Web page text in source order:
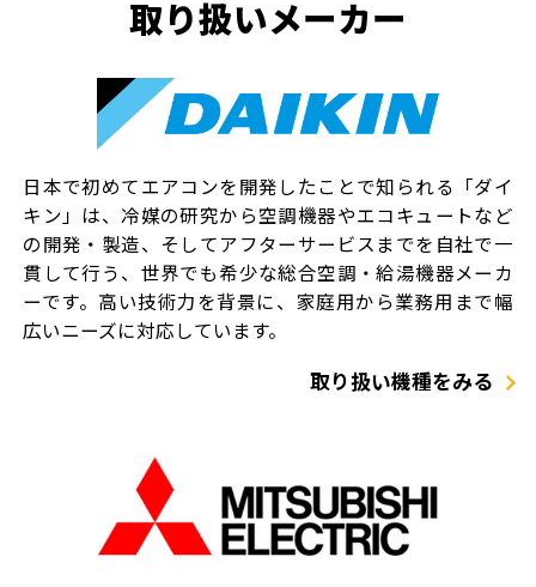
取り扱いメーカー
日本で初めてエアコンを開発したことで知られる「ダイ
キン」は、冷媒の研究から空調機器やエコキュートなど
の開発・製造、そしてアフターサービスまでを自社で一
貫して行う、世界でも希少な総合空調・給湯機器メーカ
ーです。高い技術力を背景に、家庭用から業務用まで幅
広いニーズに対応しています。
取り扱い機種をみる